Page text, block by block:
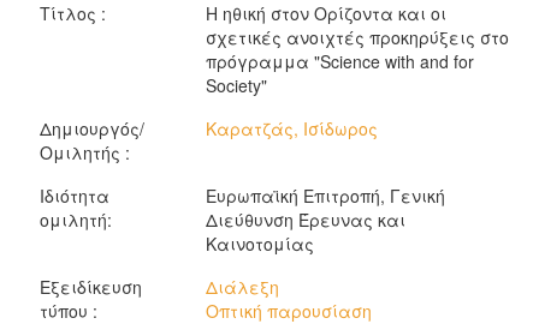
νέα
προγράμματα"
Τίτλος :
Η ηθική στον Ορίζοντα και οι
σχετικές ανοιχτές προκηρύξεις στο
πρόγραμμα "Science with and for
Society"
Δημιουργός/
Ομιλητής :
Καρατζάς, Ισίδωρος
Ιδιότητα
ομιλητή:
Ευρωπαϊκή Επιτροπή, Γενική
Διεύθυνση Έρευνας και
Καινοτομίας
Εξειδίκευση
τύπου :
Διάλεξη
Οπτική παρουσίαση